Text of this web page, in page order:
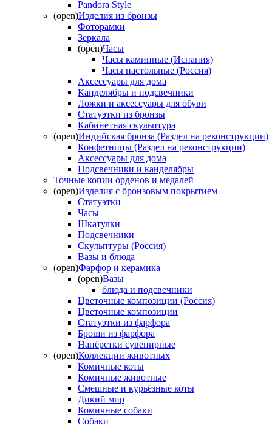
Pandora Style
(open)Изделия из бронзы
Фоторамки
Зеркала
(open)Часы
Часы каминные (Испания)
Часы настольные (Россия)
Аксессуары для дома
Канделябры и подсвечники
Ложки и аксессуары для обуви
Статуэтки из бронзы
Кабинетная скульптура
(open)Индийская бронза (Раздел на реконструкции)
Конфетницы (Раздел на реконструкции)
Аксессуары для дома
Подсвечники и канделябры
Точные копии орденов и медалей
(open)Изделия с бронзовым покрытием
Статуэтки
Часы
Шкатулки
Подсвечники
Скульптуры (Россия)
Вазы и блюда
(open)Фарфор и керамика
(open)Вазы
блюда и подсвечники
Цветочные композиции (Россия)
Цветочные композиции
Статуэтки из фарфора
Броши из фарфора
Напёрстки сувенирные
(open)Коллекции животных
Комичные коты
Комичные животные
Смешные и курьёзные коты
Дикий мир
Комичные собаки
Собаки